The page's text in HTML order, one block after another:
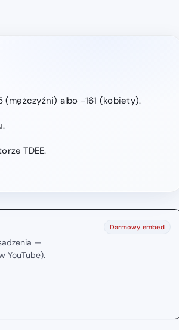
(mężczyźni) albo −161 (kobiety).
TDEE.
—
YouTube).
Darmowy embed